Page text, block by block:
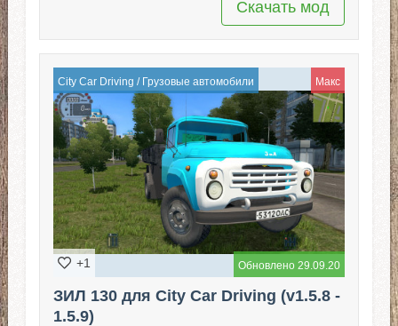
Скачать мод
City Car Driving / Грузовые автомобили Макс
Обновлено 29.09.20
+1
ЗИЛ 130 для City Car Driving (v1.5.8 -
1.5.9)